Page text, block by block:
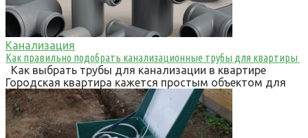
Канализация
Как правильно подобрать канализационные трубы для квартиры
Как выбрать трубы для канализации в квартире
Городская квартира кажется простым объектом для